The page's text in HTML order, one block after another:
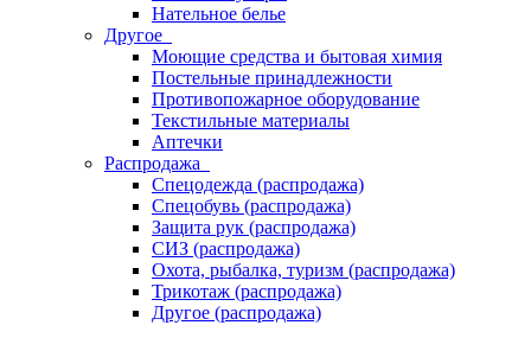
Нательное белье
Другое
Моющие средства и бытовая химия
Постельные принадлежности
Противопожарное оборудование
Текстильные материалы
Аптечки
Распродажа
Спецодежда (распродажа)
Спецобувь (распродажа)
Защита рук (распродажа)
СИЗ (распродажа)
Охота, рыбалка, туризм (распродажа)
Трикотаж (распродажа)
Другое (распродажа)